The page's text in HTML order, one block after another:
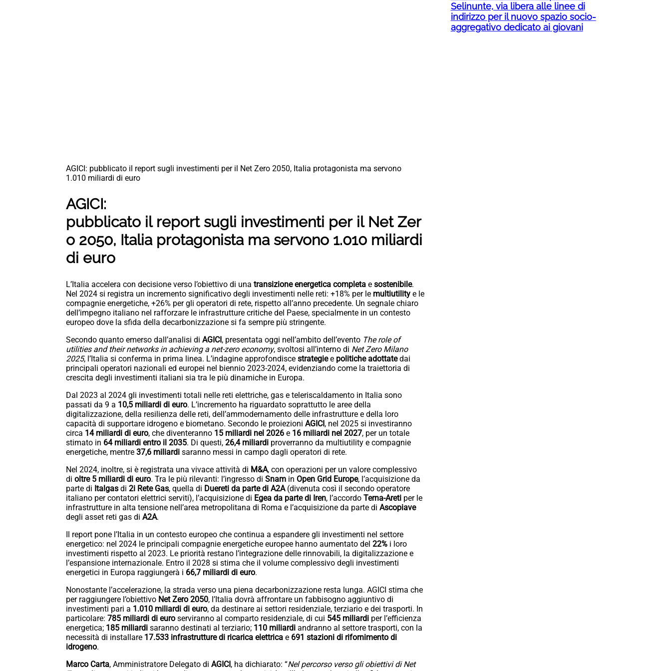
AGICI: pubblicato il report sugli investimenti per il Net Zero 2050, Italia protagonista ma servono
1.010 miliardi di euro
AGICI:
pubblicato il report sugli investimenti per il Net Zer
o 2050, Italia protagonista ma servono 1.010 miliardi
di euro
L’Italia accelera con decisione verso l’obiettivo di una transizione energetica completa e sostenibile.
Nel 2024 si registra un incremento significativo degli investimenti nelle reti: +18% per le multiutility e le
compagnie energetiche, +26% per gli operatori di rete, rispetto all’anno precedente. Un segnale chiaro
dell’impegno italiano nel rafforzare le infrastrutture critiche del Paese, specialmente in un contesto
europeo dove la sfida della decarbonizzazione si fa sempre più stringente.
Secondo quanto emerso dall’analisi di AGICI, presentata oggi nell’ambito dell’evento The role of
utilities and their networks in achieving a net-zero economy, svoltosi all’interno di Net Zero Milano
2025, l’Italia si conferma in prima linea. L’indagine approfondisce strategiee politiche adottatedai
principali operatori nazionali ed europei nel biennio 2023-2024, evidenziando come la traiettoria di
crescita degli investimenti italiani sia tra le più dinamiche in Europa.
Dal 2023 al 2024 gli investimenti totali nelle reti elettriche, gas e teleriscaldamento in Italia sono
passati da 9 a 10,5 miliardi di euro. L’incremento ha riguardato soprattutto le aree della
digitalizzazione, della resilienza delle reti, dell’ammodernamento delle infrastrutture e della loro
capacità di supportare idrogeno e biometano. Secondo le proiezioni AGICI, nel 2025 si investiranno
circa 14 miliardi di euro, che diventeranno 15 miliardi nel 2026 e 16 miliardi nel 2027, per un totale
stimato in 64 miliardi entro il 2035. Di questi, 26,4 miliardi proverranno da multiutility e compagnie
energetiche, mentre 37,6 miliardi saranno messi in campo dagli operatori di rete.
Nel 2024, inoltre, si è registrata una vivace attività di M&A, con operazioni per un valore complessivo
di oltre 5 miliardi di euro. Tra le più rilevanti: l’ingresso di Snam in Open Grid Europe, l’acquisizione da
parte di Italgas di 2i Rete Gas, quella di Duereti da parte di A2A(divenuta così il secondo operatore
italiano per contatori elettrici serviti), l’acquisizione di Egea da parte di Iren, l’accordo Terna-Areti per le
infrastrutture in alta tensione nell’area metropolitana di Roma e l’acquisizione da parte di Ascopiave
degli asset reti gas di A2A.
Il report pone l’Italia in un contesto europeo che continua a espandere gli investimenti nel settore
energetico: nel 2024 le principali compagnie energetiche europee hanno aumentato del 22% i loro
investimenti rispetto al 2023. Le priorità restano l’integrazione delle rinnovabili, la digitalizzazione e
l’espansione internazionale. Entro il 2028 si stima che il volume complessivo degli investimenti
energetici in Europa raggiungerà i 66,7 miliardi di euro.
Nonostante l’accelerazione, la strada verso una piena decarbonizzazione resta lunga. AGICI stima che
per raggiungere l’obiettivo Net Zero 2050, l’Italia dovrà affrontare un fabbisogno aggiuntivo di
investimenti pari a 1.010 miliardi di euro, da destinare ai settori residenziale, terziario e dei trasporti. In
particolare: 785 miliardi di euro serviranno al comparto residenziale, di cui 545 miliardi per l’efficienza
energetica; 185 miliardi saranno destinati al terziario; 110 miliardi andranno al settore trasporti, con la
necessità di installare 17.533 infrastrutture di ricarica elettrica e 691 stazioni di rifornimento di
idrogeno.
Marco Carta, Amministratore Delegato di AGICI, ha dichiarato: “Nel percorso verso gli obiettivi di Net
Selinunte, via libera alle linee di
indirizzo per il nuovo spazio socio-
aggregativo dedicato ai giovani